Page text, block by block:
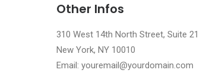
Other Infos
310 West 14th North Street, Suite 21
New York, NY 10010
Email: youremail@yourdomain.com